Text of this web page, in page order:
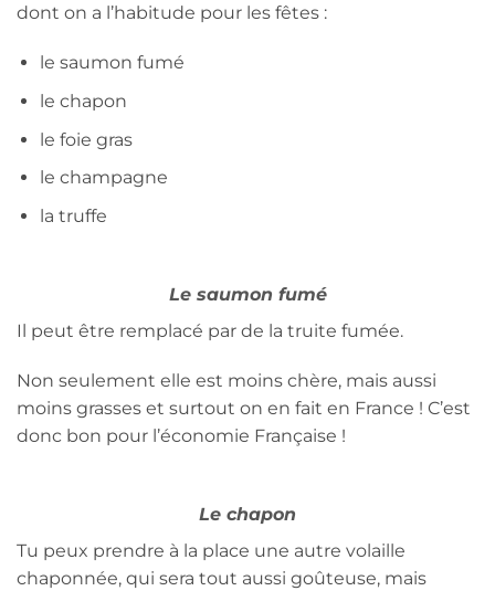
dont on a l’habitude pour les fêtes :
le saumon fumé
le chapon
le foie gras
le champagne
la truffe
Le saumon fumé
Il peut être remplacé par de la truite fumée.
Non seulement elle est moins chère, mais aussi
moins grasses et surtout on en fait en France ! C’est
donc bon pour l’économie Française !
Le chapon
Tu peux prendre à la place une autre volaille
chaponnée, qui sera tout aussi goûteuse, mais